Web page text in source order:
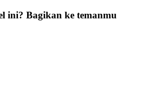
ini? Bagikan ke temanmu